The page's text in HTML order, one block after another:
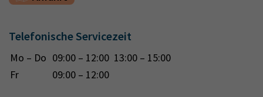
Telefonische Servicezeit
Mo – Do 09:00 – 12:00 13:00 – 15:00
Fr
09:00 – 12:00